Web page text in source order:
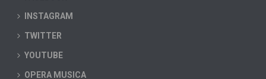
INSTAGRAM
TWITTER
YOUTUBE
OPERA MUSICA